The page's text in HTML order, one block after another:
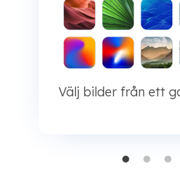
Välj bilder från ett